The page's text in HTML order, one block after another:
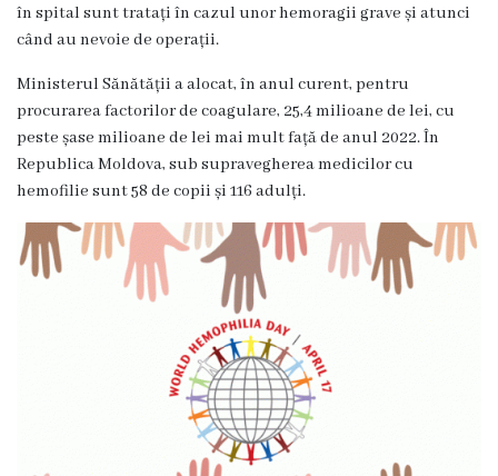
e
C
o
n
t
a
în spital sunt tratați în cazul unor hemoragii grave și atunci
când au nevoie de operații.
Ministerul Sănătății a alocat, în anul curent, pentru
procurarea factorilor de coagulare, 25,4 milioane de lei, cu
peste șase milioane de lei mai mult față de anul 2022. În
Republica Moldova, sub supravegherea medicilor cu
hemofilie sunt 58 de copii și 116 adulți.